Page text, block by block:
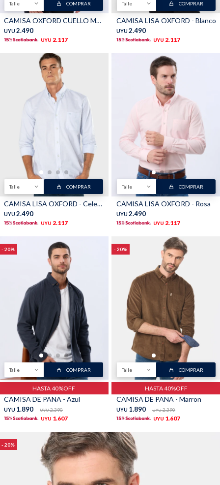
Talle COMPRAR
CAMISA OXFORD CUELLO MAO - Celeste
UYU 2.490
UYU 2.117
Talle COMPRAR
CAMISA LISA OXFORD - Blanco
UYU 2.490
UYU 2.117
Talle COMPRAR
CAMISA LISA OXFORD - Celeste
UYU 2.490
UYU 2.117
Talle COMPRAR
CAMISA LISA OXFORD - Rosa
UYU 2.490
UYU 2.117
20
Talle COMPRAR
HASTA 40%OFF
CAMISA DE PANA - Azul
UYU 1.890 UYU 2.390
UYU 1.607
20
Talle COMPRAR
HASTA 40%OFF
CAMISA DE PANA - Marron
UYU 1.890 UYU 2.390
UYU 1.607
20